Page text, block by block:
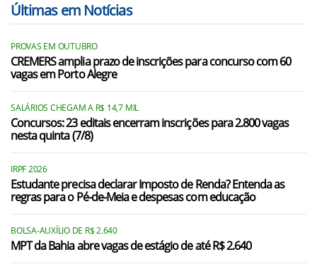
Últimas em Notícias
PROVAS EM OUTUBRO
CREMERS amplia prazo de inscrições para concurso com 60
vagas em Porto Alegre
SALÁRIOS CHEGAM A R$ 14,7 MIL
Concursos: 23 editais encerram inscrições para 2.800 vagas
nesta quinta (7/8)
IRPF 2026
Estudante precisa declarar Imposto de Renda? Entenda as
regras para o Pé-de-Meia e despesas com educação
BOLSA-AUXÍLIO DE R$ 2.640
MPT da Bahia abre vagas de estágio de até R$ 2.640